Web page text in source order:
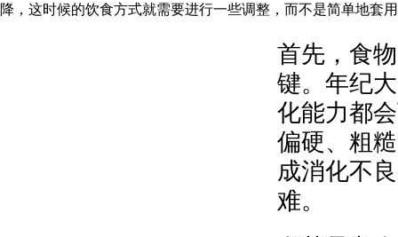
降，这时候的饮食方式就需要进行一些调整，而不是简单地套
首先，食
键。年纪
化能力都
偏硬、粗
成消化不
难。